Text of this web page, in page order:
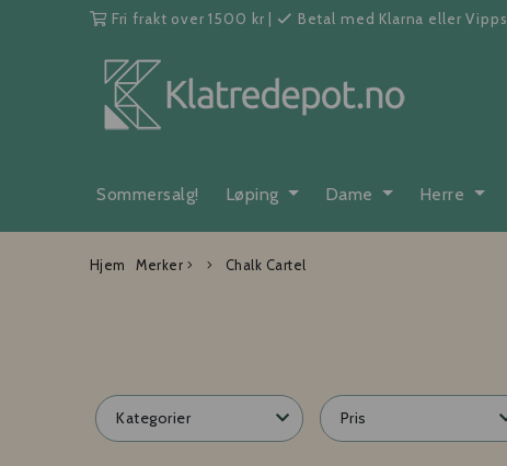
Fri frakt over 1500 kr Betal med Klarna eller Vipps
Sommersalg! Løping Dame Herre
Hjem Merker Chalk Cartel
Kategorier Pris